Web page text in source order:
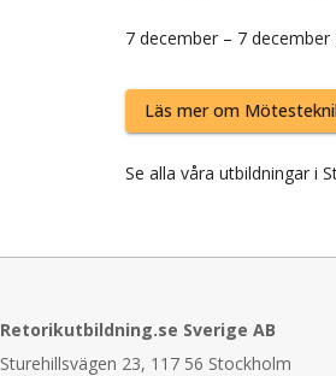
7 december – 7 december
Läs mer om
Se alla våra utbildningar i
Retorikutbildning.se Sverige AB
Sturehillsvägen 23, 117 56 Stockholm